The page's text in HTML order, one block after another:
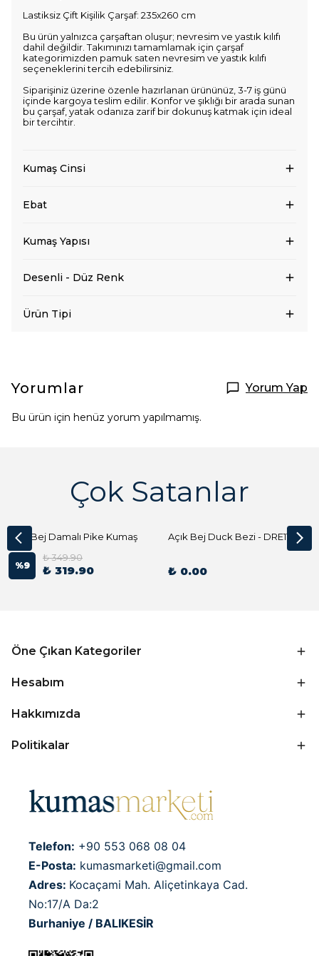
Lastiksiz Çift Kişilik Çarşaf: 235x260 cm
Bu ürün yalnızca çarşaftan oluşur; nevresim ve yastık kılıfı
dahil değildir. Takımınızı tamamlamak için çarşaf
kategorimizden pamuk saten nevresim ve yastık kılıfı
seçeneklerini tercih edebilirsiniz.
Siparişiniz üzerine özenle hazırlanan ürününüz, 3-7 iş günü
içinde kargoya teslim edilir. Konfor ve şıklığı bir arada sunan
bu çarşaf, yatak odanıza zarif bir dokunuş katmak için ideal
bir tercihtir.
Kumaş Cinsi
Ebat
Kumaş Yapısı
Desenli - Düz Renk
Ürün Tipi
Yorumlar Yorum Yap
Bu ürün için henüz yorum yapılmamış.
Çok Satanlar
Açık Bej Damalı Pike Kumaş
%9
₺ 349.90
₺ 319.90
Açık Bej Duck Bezi - DRE1144 Kumaş Peçete
₺ 0.00
Öne Çıkan Kategoriler
Hesabım
Hakkımızda
Politikalar
Telefon: +90 553 068 08 04
E-Posta: kumasmarketi@gmail.com
Adres: Kocaçami Mah. Aliçetinkaya Cad.
No:17/A Da:2
Burhaniye / BALIKESİR